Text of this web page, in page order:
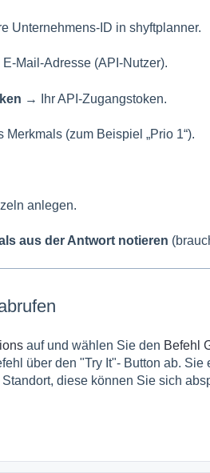
Unternehmens-ID in shyftplanner.
Mail-Adresse (API-Nutzer).
→ Ihr API-Zugangstoken.
(zum Beispiel „Prio 1“).
anlegen.
aus der Antwort notieren
auf und wählen Sie den Befehl
über den "Try It"- Button ab. Sie
diese können Sie sich